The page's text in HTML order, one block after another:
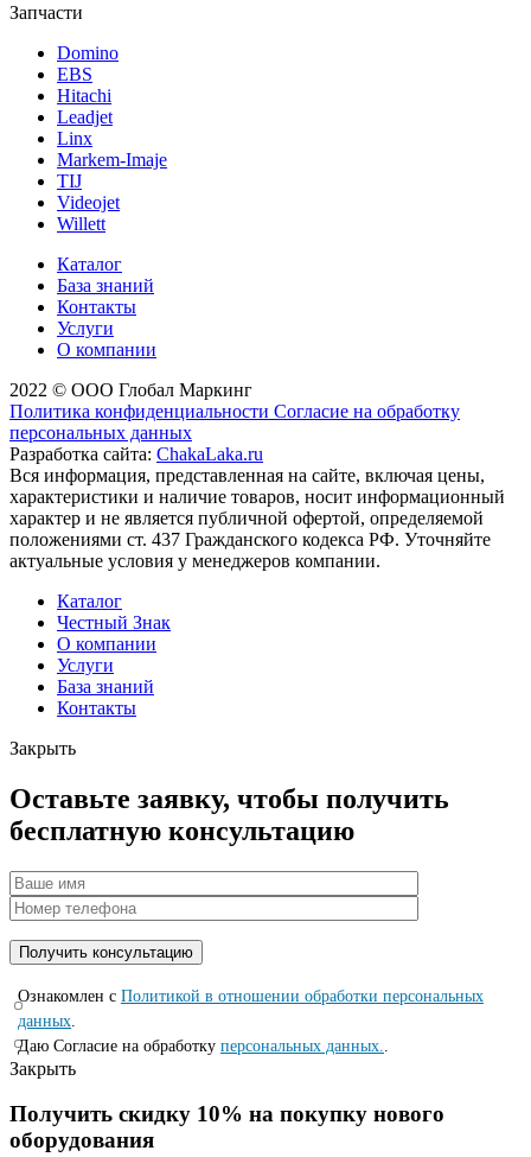
Запчасти
Domino
EBS
Hitachi
Leadjet
Linx
Markem-Imaje
TIJ
Videojet
Willett
Каталог
База знаний
Контакты
Услуги
О компании
2022 © ООО Глобал Маркинг
Политика конфиденциальности Согласие на обработку
персональных данных
Разработка сайта: ChakaLaka.ru
Вся информация, представленная на сайте, включая цены,
характеристики и наличие товаров, носит информационный
характер и не является публичной офертой, определяемой
положениями ст. 437 Гражданского кодекса РФ. Уточняйте
актуальные условия у менеджеров компании.
Каталог
Честный Знак
О компании
Услуги
База знаний
Контакты
Закрыть
Оставьте заявку, чтобы получить
бесплатную консультацию
Ознакомлен с Политикой в отношении обработки персональных
данных
Даю Согласие на обработку персональных данных.
Закрыть
Получить скидку 10% на покупку нового
оборудования